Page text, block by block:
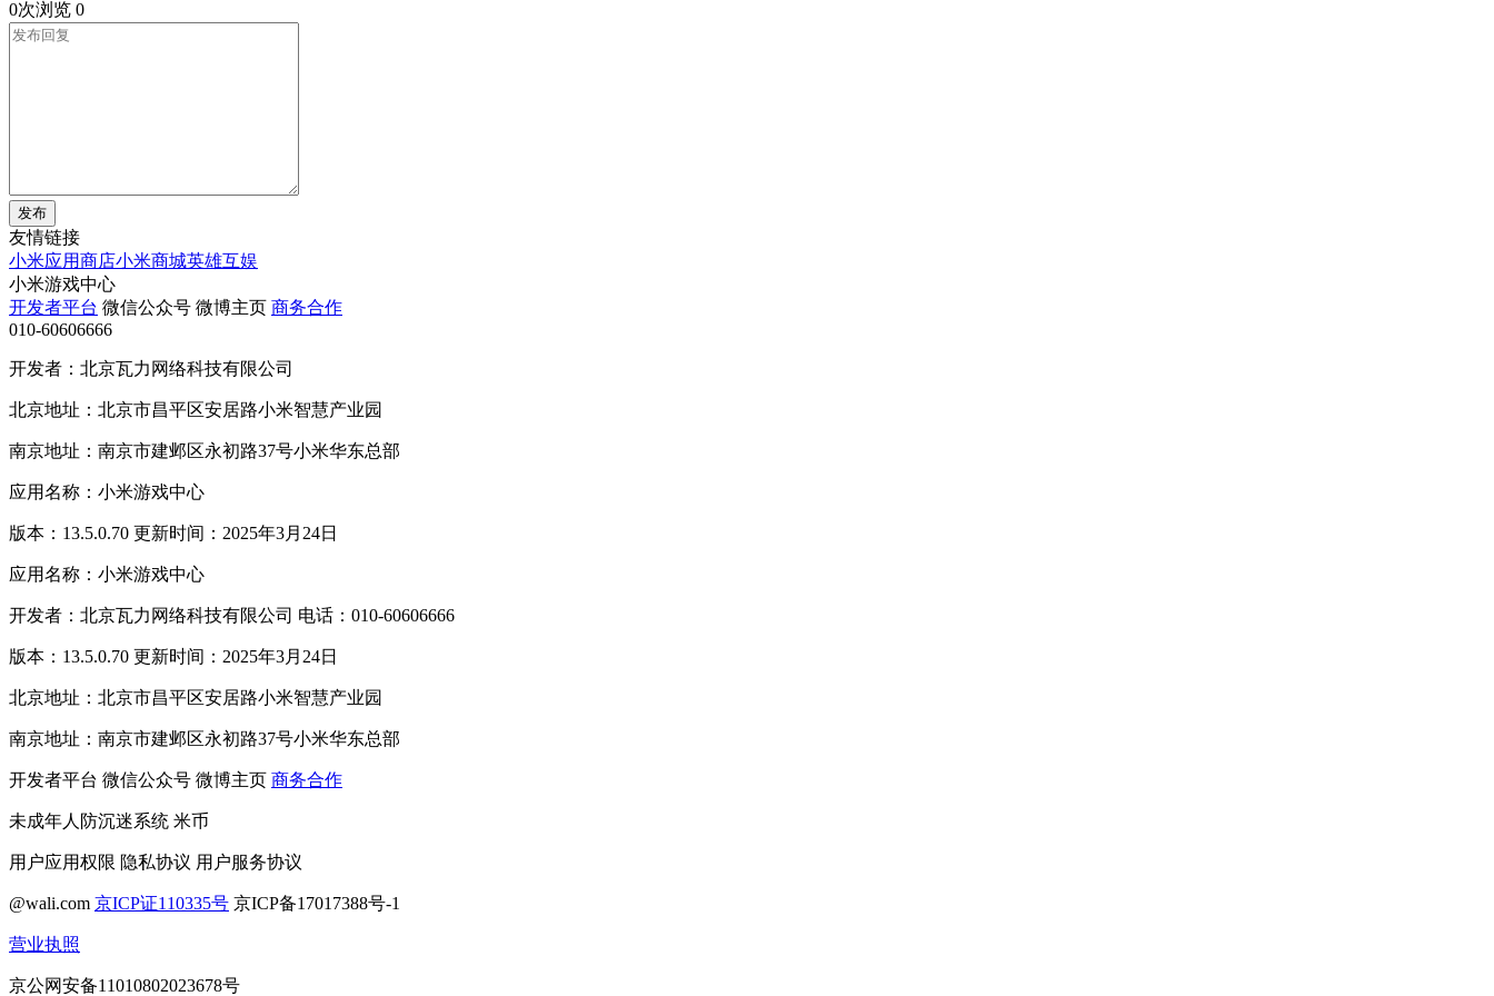
0次浏览 0
发布
友情链接
小米应用商店小米商城英雄互娱
小米游戏中心
开发者平台 微信公众号 微博主页 商务合作
010-60606666
开发者：北京瓦力网络科技有限公司
北京地址：北京市昌平区安居路小米智慧产业园
南京地址：南京市建邺区永初路37号小米华东总部
应用名称：小米游戏中心
版本：13.5.0.70 更新时间：2025年3月24日
应用名称：小米游戏中心
开发者：北京瓦力网络科技有限公司 电话：010-60606666
版本：13.5.0.70 更新时间：2025年3月24日
北京地址：北京市昌平区安居路小米智慧产业园
南京地址：南京市建邺区永初路37号小米华东总部
开发者平台 微信公众号 微博主页 商务合作
未成年人防沉迷系统 米币
用户应用权限 隐私协议 用户服务协议
@wali.com 京ICP证110335号 京ICP备17017388号-1
营业执照
京公网安备11010802023678号